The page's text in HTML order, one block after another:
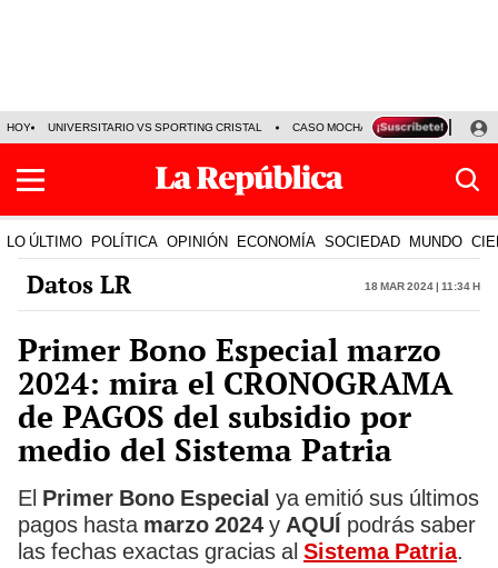
HOY UNIVERSITARIO VS SPORTING CRISTAL CASO MOCHASUELDOS
LO ÚLTIMO POLÍTICA OPINIÓN ECONOMÍA SOCIEDAD MUNDO
Datos LR 18 Mar 2024 | 11:34 h
Primer Bono Especial marzo
2024: mira el CRONOGRAMA
de PAGOS del subsidio por
medio del Sistema Patria
El Primer Bono Especial ya emitió sus últimos
pagos hasta marzo 2024 y AQUÍ podrás saber
las fechas exactas gracias al Sistema Patria.